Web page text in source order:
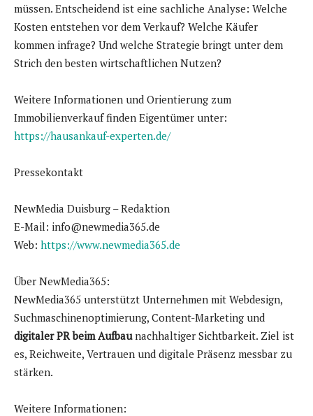
müssen. Entscheidend ist eine sachliche Analyse: Welche
Kosten entstehen vor dem Verkauf? Welche Käufer
kommen infrage? Und welche Strategie bringt unter dem
Strich den besten wirtschaftlichen Nutzen?
Weitere Informationen und Orientierung zum
Immobilienverkauf finden Eigentümer unter:
https://hausankauf-experten.de/
Pressekontakt
NewMedia Duisburg – Redaktion
E-Mail: info@newmedia365.de
Web: https://www.newmedia365.de
Über NewMedia365:
NewMedia365 unterstützt Unternehmen mit Webdesign,
Suchmaschinenoptimierung, Content-Marketing und
digitaler PR beim Aufbaunachhaltiger Sichtbarkeit. Ziel ist
es, Reichweite, Vertrauen und digitale Präsenz messbar zu
stärken.
Weitere Informationen: